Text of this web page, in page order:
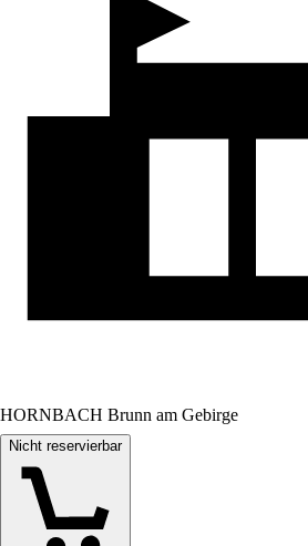
HORNBACH Brunn am Gebirge
Nicht reservierbar